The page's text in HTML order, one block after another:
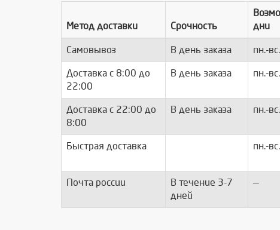
Метод доставки Срочность
дни
Самовывоз В день заказа пн.-вс.
Доставка c 8:00 до
22:00
В день заказа пн.-вс.
Доставка с 22:00 до
8:00
В день заказа пн.-вс.
Быстрая доставка пн.-вс.
Почта россии
В течение 3-7
дней
—